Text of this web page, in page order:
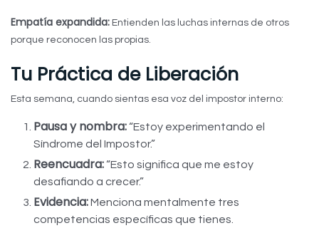
Empatía expandida: Entienden las luchas internas de otros
porque reconocen las propias.
Tu Práctica de Liberación
Esta semana, cuando sientas esa voz del impostor interno:
Pausa y nombra:“Estoy experimentando el
Síndrome del Impostor.”
Reencuadra:“Esto significa que me estoy
desafiando a crecer.”
Evidencia:Menciona mentalmente tres
competencias específicas que tienes.